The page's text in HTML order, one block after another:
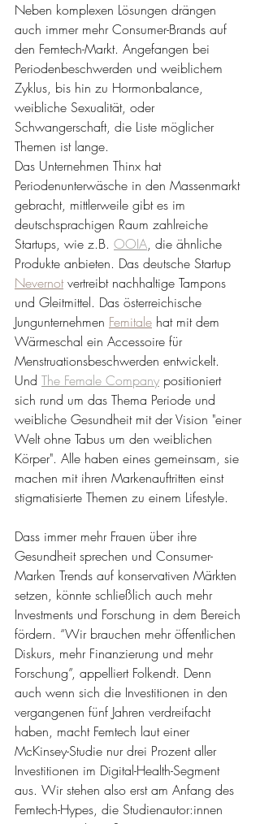
Neben komplexen Lösungen drängen
auch immer mehr Consumer-Brands auf
den Femtech-Markt. Angefangen bei
Periodenbeschwerden und weiblichem
Zyklus, bis hin zu Hormonbalance,
weibliche Sexualität, oder
Schwangerschaft, die Liste möglicher
Themen ist lange.
Das Unternehmen Thinx hat
Periodenunterwäsche in den Massenmarkt
gebracht, mittlerweile gibt es im
deutschsprachigen Raum zahlreiche
Startups, wie z.B. OOIA, die ähnliche
Produkte anbieten. Das deutsche Startup
Nevernot vertreibt nachhaltige Tampons
und Gleitmittel. Das österreichische
Jungunternehmen Femitale hat mit dem
Wärmeschal ein Accessoire für
Menstruationsbeschwerden entwickelt.
Und The Female Company positioniert
sich rund um das Thema Periode und
weibliche Gesundheit mit der Vision "einer
Welt ohne Tabus um den weiblichen
Körper". Alle haben eines gemeinsam, sie
machen mit ihren Markenauftritten einst
stigmatisierte Themen zu einem Lifestyle.
Dass immer mehr Frauen über ihre
Gesundheit sprechen und Consumer-
Marken Trends auf konservativen Märkten
setzen, könnte schließlich auch mehr
Investments und Forschung in dem Bereich
fördern. “Wir brauchen mehr öffentlichen
Diskurs, mehr Finanzierung und mehr
Forschung”, appelliert Folkendt. Denn
auch wenn sich die Investitionen in den
vergangenen fünf Jahren verdreifacht
haben, macht Femtech laut einer
McKinsey-Studie nur drei Prozent aller
Investitionen im Digital-Health-Segment
aus. Wir stehen also erst am Anfang des
Femtech-Hypes, die Studienautor:innen